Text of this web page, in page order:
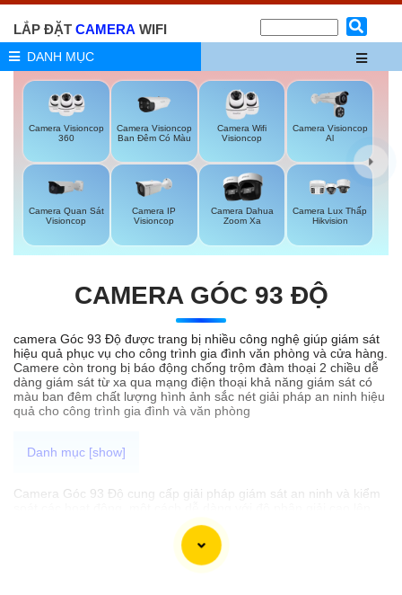
LẮP ĐẶT CAMERA WIFI
DANH MỤC
Camera Visioncop
360
Camera Visioncop
Ban Đêm Có Màu
Camera Wifi
Visioncop
Camera Visioncop
Al
Camera Quan Sát
Visioncop
Camera IP
Visioncop
Camera Dahua
Zoom Xa
Camera Lux Thấp
Hikvision
CAMERA GÓC 93 ĐỘ
camera Góc 93 Độ được trang bị nhiều công nghệ giúp giám sát
hiệu quả phục vụ cho công trình gia đình văn phòng và cửa hàng.
Camere còn trong bị báo động chống trộm đàm thoại 2 chiều dễ
dàng giám sát từ xa qua mạng điện thoại khả năng giám sát có
màu ban đêm chất lượng hình ảnh sắc nét giải pháp an ninh hiệu
quả cho công trình gia đình và văn phòng
Camera Góc 93 Độ cung cấp giải pháp giám sát an ninh và kiểm
đến chất lượng 4K, các chi tiết được thể hiện rõ ràng qua các
thiết bị màn hình thông minh như điện thoại, máy tính. Dưới đây
là một số lựa chọn camera Góc 93 Độ phù hợp mà An Thành